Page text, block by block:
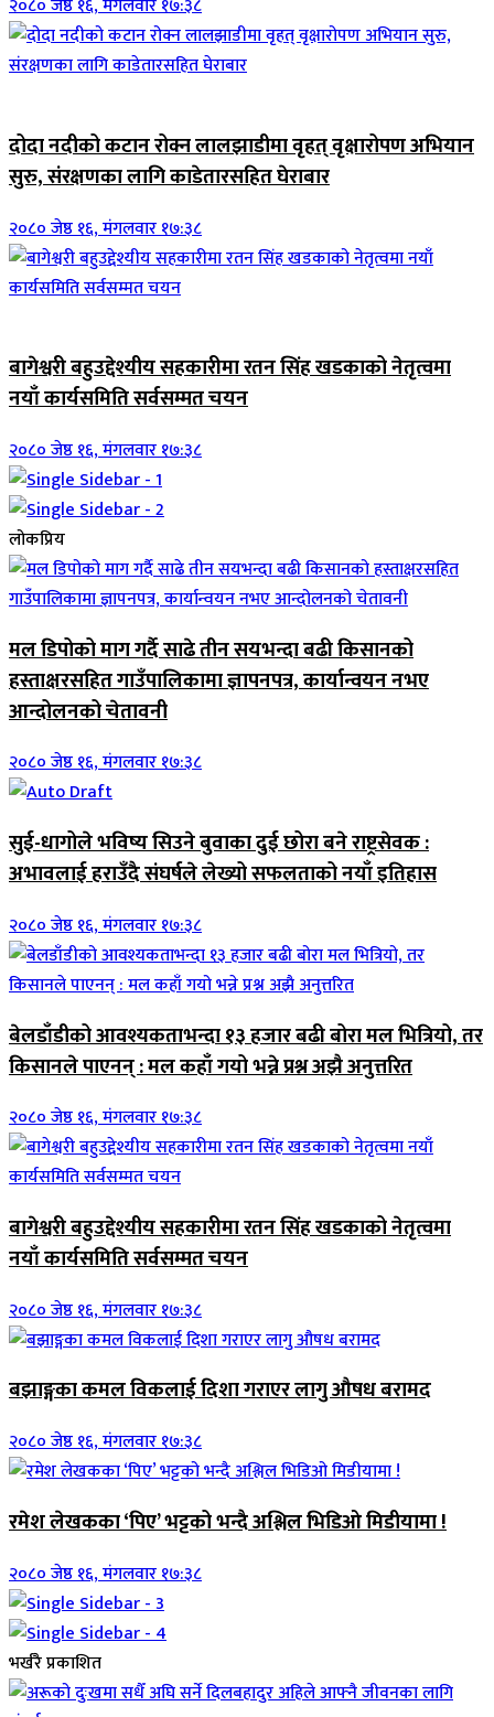
२०८० जेष्ठ १६, मंगलवार १७:३८
दोदा नदीको कटान रोक्न लालझाडीमा वृहत् वृक्षारोपण अभियान
सुरु, संरक्षणका लागि काडेतारसहित घेराबार
२०८० जेष्ठ १६, मंगलवार १७:३८
बागेश्वरी बहुउद्देश्यीय सहकारीमा रतन सिंह खडकाको नेतृत्वमा
नयाँ कार्यसमिति सर्वसम्मत चयन
२०८० जेष्ठ १६, मंगलवार १७:३८
लोकप्रिय
मल डिपोको माग गर्दै साढे तीन सयभन्दा बढी किसानको
हस्ताक्षरसहित गाउँपालिकामा ज्ञापनपत्र, कार्यान्वयन नभए
आन्दोलनको चेतावनी
२०८० जेष्ठ १६, मंगलवार १७:३८
सुई-धागोले भविष्य सिउने बुवाका दुई छोरा बने राष्ट्रसेवक :
अभावलाई हराउँदै संघर्षले लेख्यो सफलताको नयाँ इतिहास
२०८० जेष्ठ १६, मंगलवार १७:३८
बेलडाँडीको आवश्यकताभन्दा १३ हजार बढी बोरा मल भित्रियो, तर
किसानले पाएनन् : मल कहाँ गयो भन्ने प्रश्न अझै अनुत्तरित
२०८० जेष्ठ १६, मंगलवार १७:३८
बागेश्वरी बहुउद्देश्यीय सहकारीमा रतन सिंह खडकाको नेतृत्वमा
नयाँ कार्यसमिति सर्वसम्मत चयन
२०८० जेष्ठ १६, मंगलवार १७:३८
बझाङ्गका कमल विकलाई दिशा गराएर लागु औषध बरामद
२०८० जेष्ठ १६, मंगलवार १७:३८
रमेश लेखकका ‘पिए’ भट्टको भन्दै अश्लिल भिडिओ मिडीयामा !
२०८० जेष्ठ १६, मंगलवार १७:३८
भर्खरै प्रकाशित